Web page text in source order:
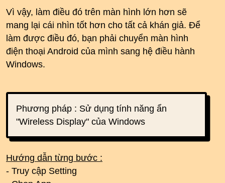
Vì vậy, làm điều đó trên màn hình lớn hơn sẽ
mang lại cái nhìn tốt hơn cho tất cả khán giả. Để
làm được điều đó, bạn phải chuyển màn hình
điện thoại Android của mình sang hệ điều hành
Windows.
Phương pháp : Sử dụng tính năng ẩn
"Wireless Display" của Windows
Hướng dẫn từng bước :
- Truy cập Setting